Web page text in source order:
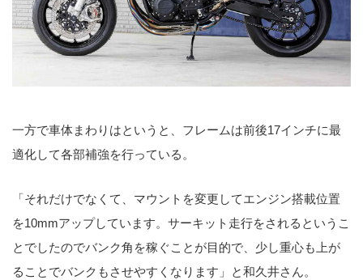
一方で車体まわりはというと、フレームは前後17インチに最
適化して各部補強を行っている。
「それだけでなくて、マウントを変更してエンジン搭載位置
を10mmアップしています。サーキット走行をされるというこ
とでしたのでバンク角を稼ぐことが目的で、少し重心も上が
ることでバンクもさせやすくなります」と和久井さん。